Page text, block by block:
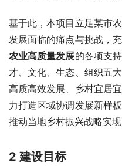
基于此，本项目立足某市
发展面临的痛点与挑战，
农业高质量发展的各项支
才、文化、生态、组织五
高质高效发展、乡村宜居
力打造区域协调发展新样
推动当地乡村振兴战略实
2 建设目标